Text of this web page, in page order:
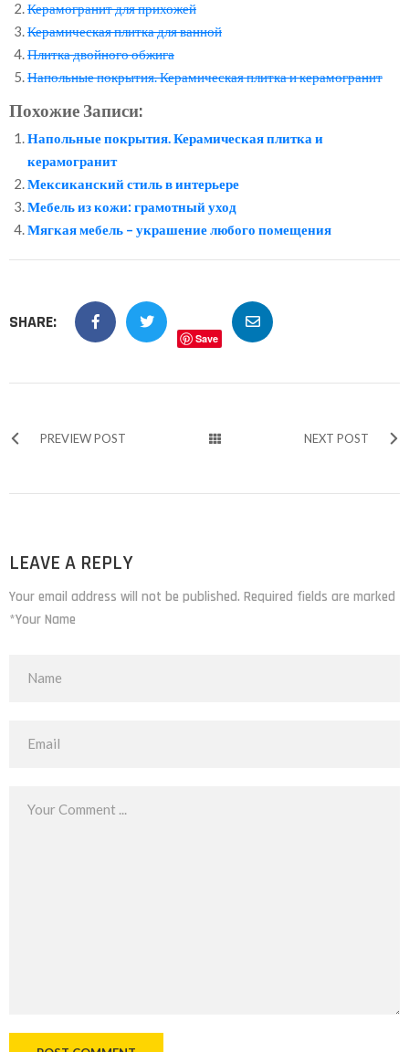
Керамогранит для прихожей
Керамическая плитка для ванной
Плитка двойного обжига
Напольные покрытия. Керамическая плитка и керамогранит
Похожие Записи:
Напольные покрытия. Керамическая плитка и
керамогранит
Мексиканский стиль в интерьере
Мебель из кожи: грамотный уход
Мягкая мебель – украшение любого помещения
SHARE:
Save
PREVIEW POST NEXT POST
LEAVE A REPLY
Your email address will not be published. Required fields are marked
*Your Name